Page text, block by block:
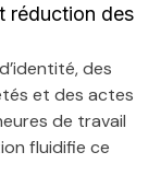
réduction des
des
et des actes
de travail
fluidifie ce